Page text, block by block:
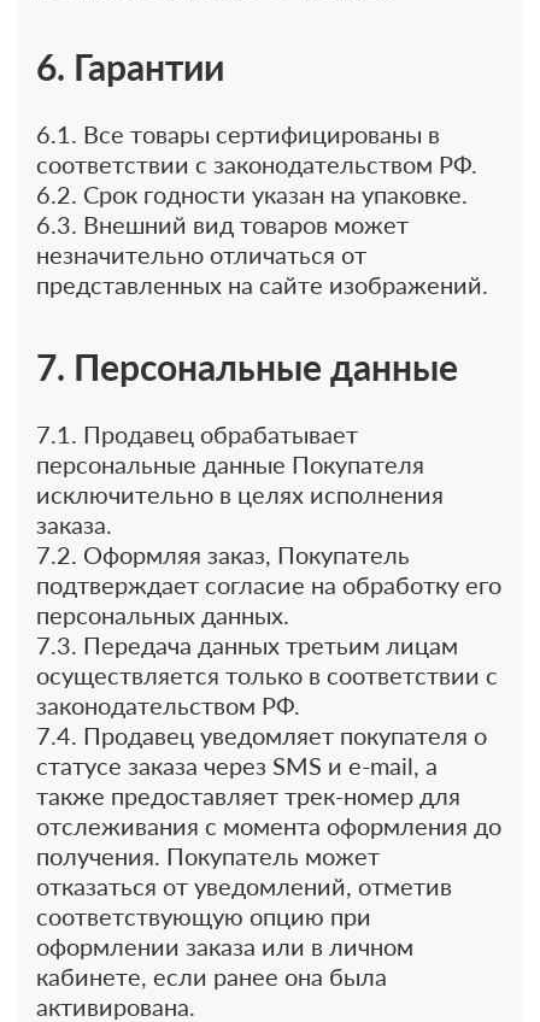
6. Гарантии
6.1. Все товары сертифицированы в
соответствии с законодательством РФ.
6.2. Срок годности указан на упаковке.
6.3. Внешний вид товаров может
незначительно отличаться от
представленных на сайте изображений.
7. Персональные данные
7.1. Продавец обрабатывает
персональные данные Покупателя
исключительно в целях исполнения
заказа.
7.2. Оформляя заказ, Покупатель
подтверждает согласие на обработку его
персональных данных.
7.3. Передача данных третьим лицам
осуществляется только в соответствии с
законодательством РФ.
7.4. Продавец уведомляет покупателя о
статусе заказа через SMS и e-mail, а
также предоставляет трек-номер для
отслеживания с момента оформления до
получения. Покупатель может
отказаться от уведомлений, отметив
соответствующую опцию при
оформлении заказа или в личном
кабинете, если ранее она была
активирована.